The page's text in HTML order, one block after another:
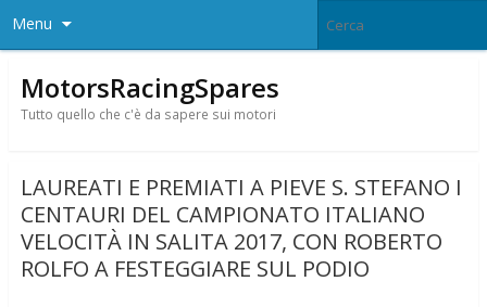
Menu
MotorsRacingSpares
Tutto quello che c'è da sapere sui motori
LAUREATI E PREMIATI A PIEVE S. STEFANO I
CENTAURI DEL CAMPIONATO ITALIANO
VELOCITÀ IN SALITA 2017, CON ROBERTO
ROLFO A FESTEGGIARE SUL PODIO